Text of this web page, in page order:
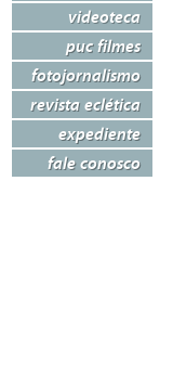
videoteca
puc filmes
fotojornalismo
revista eclética
expediente
fale conosco